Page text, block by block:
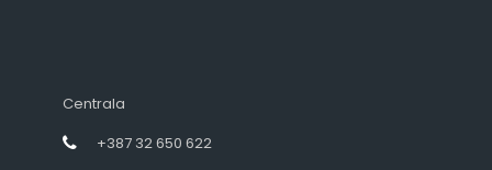
Centrala
+387 32 650 622